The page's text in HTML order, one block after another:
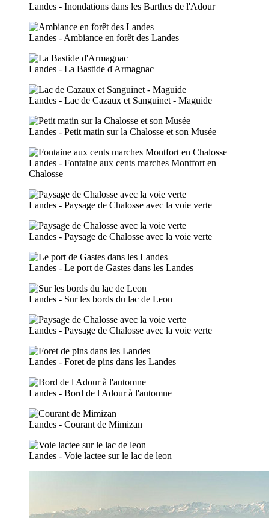
Landes - Inondations dans les Barthes de l'Adour
Landes - Ambiance en forêt des Landes
Landes - La Bastide d'Armagnac
Landes - Lac de Cazaux et Sanguinet - Maguide
Landes - Petit matin sur la Chalosse et son Musée
Landes - Fontaine aux cents marches Montfort en
Chalosse
Landes - Paysage de Chalosse avec la voie verte
Landes - Paysage de Chalosse avec la voie verte
Landes - Le port de Gastes dans les Landes
Landes - Sur les bords du lac de Leon
Landes - Paysage de Chalosse avec la voie verte
Landes - Foret de pins dans les Landes
Landes - Bord de l Adour à l'automne
Landes - Courant de Mimizan
Landes - Voie lactee sur le lac de leon